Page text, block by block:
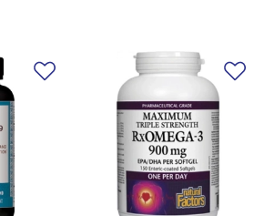
Добави в любими